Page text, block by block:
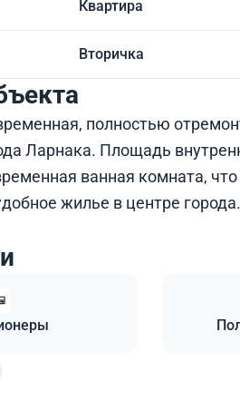
Квартира
Вторичка
полностью
Ларнака. Площадь
ванная комната,
жилье в центре города.